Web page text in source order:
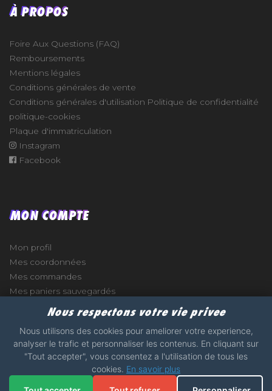
À PROPOS
Foire Aux Questions (FAQ)
Remboursements
Mentions légales
Conditions générales de vente
Conditions générales d'utilisation Politique de confidentialité
politique-cookies
Plaque d'immatriculation
Instagram
Facebook
MON COMPTE
Mon profil
Mes coordonnées
Mes commandes
Mes paniers sauvegardés
2017 - 2026 - STICKERS-GARAGE.COM - MADE WITH
Nous respectons votre vie privee
Nous utilisons des cookies pour ameliorer votre experience,
analyser le trafic et personnaliser les contenus. En cliquant sur
"Tout accepter", vous consentez a l'utilisation de tous les
cookies. En savoir plus